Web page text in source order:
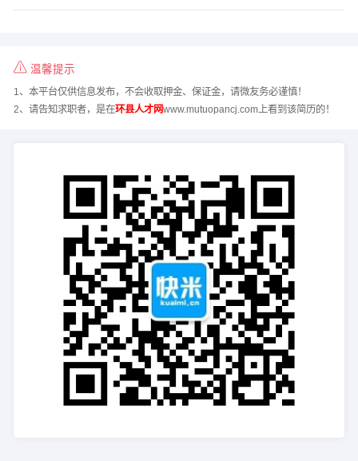
温馨提示
1、本平台仅供信息发布，不会收取押金、保证金，请微友务必谨慎！
2、请告知求职者，是在环县人才网www.mutuopancj.com上看到该简历的！